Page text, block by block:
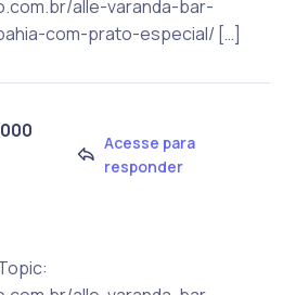
alle-varanda-bar-
com-prato-especial/ […]
Acesse para
responder